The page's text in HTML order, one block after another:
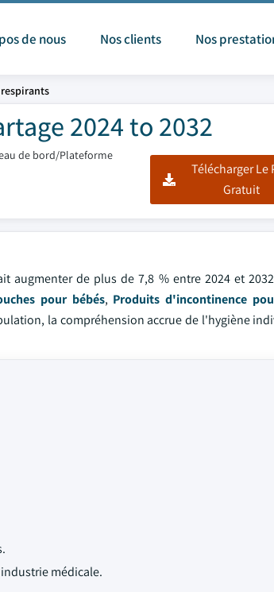
de nous Nos clients Nos
2024 to 2032
de bord/Plateforme
Télécharger Le
Gratuit
augmenter de plus de 7,8 % entre 2024 et
pour bébés, Produits d'incontinence
la compréhension accrue de l'hygiène
médicale.